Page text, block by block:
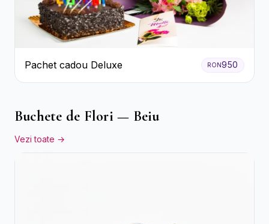
Pachet cadou Deluxe RON950
Buchete de Flori — Beiu
Vezi toate →